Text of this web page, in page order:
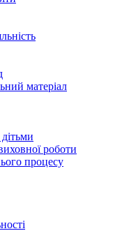
матеріал
роботи
процесу